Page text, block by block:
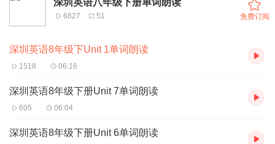
6827 51 免费订阅
深圳英语8年级下Unit 1单词朗读
1518 06:16
深圳英语8年级下册Unit 7单词朗读
605 06:04
深圳英语8年级下册Unit 6单词朗读